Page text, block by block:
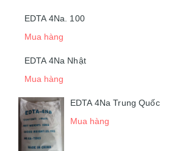
EDTA 4Na. 100
Mua hàng
EDTA 4Na Nhật
Mua hàng
EDTA 4Na Trung Quốc
Mua hàng